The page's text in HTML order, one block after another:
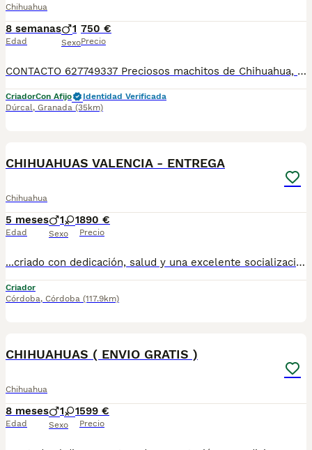
Chihuahua
8 semanas
Edad
1
Sexo
750 €
Precio
CONTACTO 627749337 Preciosos machitos de Chihuahua, se entregan vacunados, desparasitados con su cartilla veterinaria. Criador profesional con afijo de la RSCE y FCI Centro de cria autorizado con núcleo zoológico Registro de criador autorizado
CriadorCon Afijo
Identidad Verificada
Dúrcal, Granada (35km)
CHIHUAHUAS VALENCIA - ENTREGA
Chihuahua
5 meses
Edad
1 1
Sexo
890 €
Precio
...criado con dedicación, salud y una excelente socialización desde sus primeras semanas de vida, estaremos encantados de ayudarte. 🚚 Realizamos entregas en toda España, con especial frecuencia en **Andalucía**: Sevilla, Málaga, Cádiz, Córdoba, Granada, Jaén, Huelva y Almería. También entregamos habitualmente en Marbella, Jerez de la Frontera, Estepona, Fuengirola, Benalmádena, Mijas, Dos Hermanas y cualquier punto de España. **Entrega 100% a contrarreembolso.** No tendrás que adelantar el importe del cachorro. Lo recibirás en la puerta de tu casa mediante transporte especializado y podrás comprobar que todo está correcto antes de realizar el pago. Nuestros cachorros se entregan: ✅ Vacunados y desparasitados según su edad. ✅ Con microchip, cartilla veterinaria y documentación al día. ✅ Revisados veterinariamente antes de salir de nuestras instalaciones. ✅ Procedentes de excelentes líneas, seleccionadas por salud, carácter y morfología. ✅ Perfectamente socializados y acostumbrados al contacto diario con personas. ✅ Iniciados en el aprendizaje para hacer sus necesidades sobre empapador, facilitando su adaptación al nuevo hogar. ✅ Con asesoramiento personalizado antes y después de la entrega. Nuestro objetivo no es vender un cachorro más. Queremos que cada familia reciba un compañero sano, equilibrado y criado con el máximo cuidado desde el primer día. 📩 Si deseas fotografías, vídeos o más información, escríbenos por privado. Estaremos encantados de ayudarte a encontrar el compañero perfecto670864332 . . ..
Criador
Córdoba, Córdoba (117.9km)
CHIHUAHUAS ( ENVIO GRATIS )
Chihuahua
8 meses
Edad
1 1
Sexo
599 €
Precio